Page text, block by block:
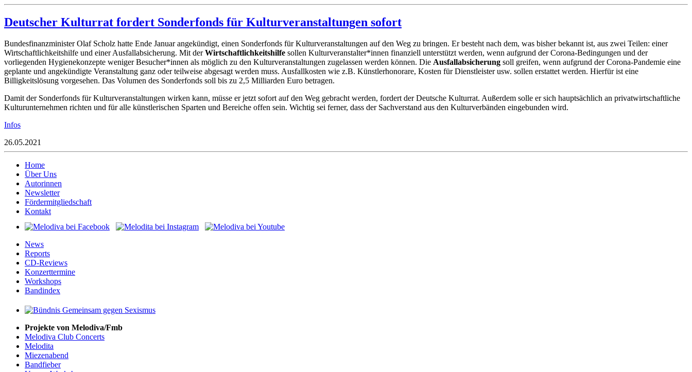
Deutscher Kulturrat fordert Sonderfonds für Kulturveranstaltungen sofort
Bundesfinanzminister Olaf Scholz hatte Ende Januar angekündigt, einen Sonderfonds für Kulturveranstaltungen auf den Weg zu bringen. Er besteht nach dem, was bisher bekannt ist, aus zwei Teilen: einer
Wirtschaftlichkeitshilfe und einer Ausfallabsicherung. Mit derWirtschaftlichkeitshilfe sollen Kulturveranstalter*innen finanziell unterstützt werden, wenn aufgrund der Corona-Bedingungen und der
vorliegenden Hygienekonzepte weniger Besucher*innen als möglich zu den Kulturveranstaltungen zugelassen werden können. Die Ausfallabsicherung soll greifen, wenn aufgrund der Corona-Pandemie eine
geplante und angekündigte Veranstaltung ganz oder teilweise abgesagt werden muss. Ausfallkosten wie z.B. Künstlerhonorare, Kosten für Dienstleister usw. sollen erstattet werden. Hierfür ist eine
Billigkeitslösung vorgesehen. Das Volumen des Sonderfonds soll bis zu 2,5 Milliarden Euro betragen.
Damit der Sonderfonds für Kulturveranstaltungen wirken kann, müsse er jetzt sofort auf den Weg gebracht werden, fordert der Deutsche Kulturrat. Außerdem solle er sich hauptsächlich an privatwirtschaftliche
Kulturunternehmen richten und für alle künstlerischen Sparten und Bereiche offen sein. Wichtig sei ferner, dass der Sachverstand aus den Kulturverbänden eingebunden wird.
Infos
26.05.2021
Home
Über Uns
Autorinnen
Newsletter
Fördermitgliedschaft
Kontakt
News
Reports
CD-Reviews
Konzerttermine
Workshops
Bandindex
Projekte von Melodiva/Fmb
Melodiva Club Concerts
Melodita
Miezenabend
Bandfieber